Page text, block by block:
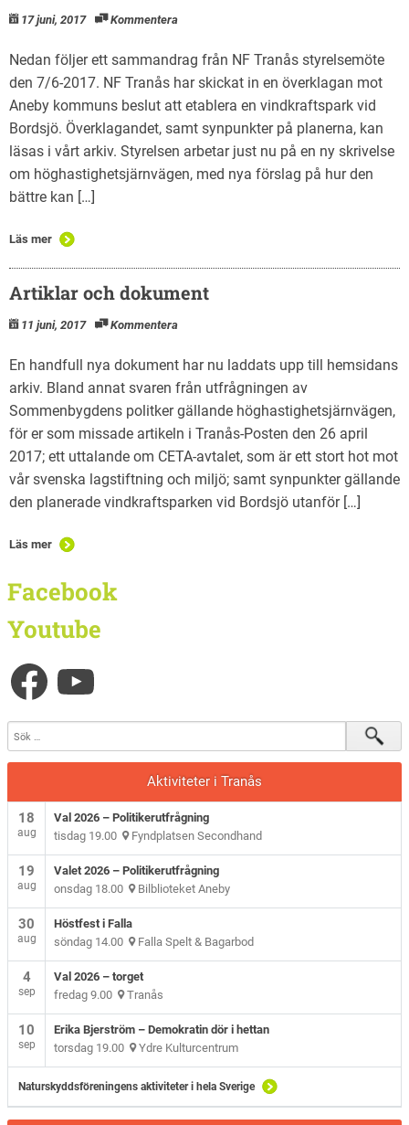
17 juni, 2017 Kommentera
Nedan följer ett sammandrag från NF Tranås styrelsemöte
den 7/6-2017. NF Tranås har skickat in en överklagan mot
Aneby kommuns beslut att etablera en vindkraftspark vid
Bordsjö. Överklagandet, samt synpunkter på planerna, kan
läsas i vårt arkiv. Styrelsen arbetar just nu på en ny skrivelse
om höghastighetsjärnvägen, med nya förslag på hur den
bättre kan […]
Läs mer
Artiklar och dokument
11 juni, 2017 Kommentera
En handfull nya dokument har nu laddats upp till hemsidans
arkiv. Bland annat svaren från utfrågningen av
Sommenbygdens politker gällande höghastighetsjärnvägen,
för er som missade artikeln i Tranås-Posten den 26 april
2017; ett uttalande om CETA-avtalet, som är ett stort hot mot
vår svenska lagstiftning och miljö; samt synpunkter gällande
den planerade vindkraftsparken vid Bordsjö utanför […]
Läs mer
Facebook
Youtube
Aktiviteter i Tranås
18
aug
Val 2026 – Politikerutfrågning
tisdag 19.00 Fyndplatsen Secondhand
19
aug
Valet 2026 – Politikerutfrågning
onsdag 18.00 Bilblioteket Aneby
30
aug
Höstfest i Falla
söndag 14.00 Falla Spelt & Bagarbod
4
sep
Val 2026 – torget
fredag 9.00 Tranås
10
sep
Erika Bjerström – Demokratin dör i hettan
torsdag 19.00 Ydre Kulturcentrum
Naturskyddsföreningens aktiviteter i hela Sverige